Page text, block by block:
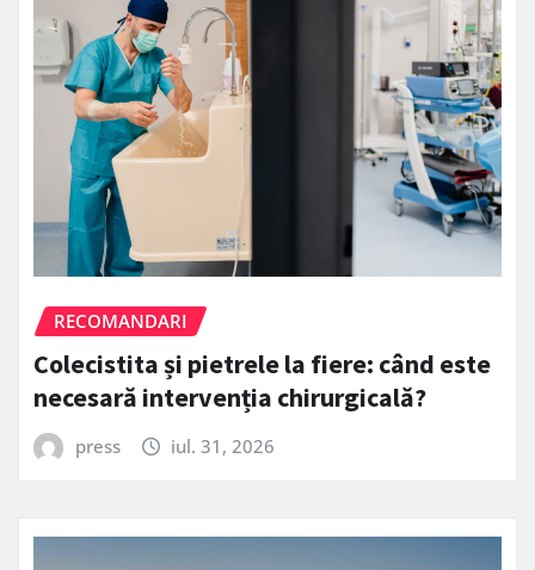
RECOMANDARI
Colecistita și pietrele la fiere: când este
necesară intervenția chirurgicală?
press iul. 31, 2026